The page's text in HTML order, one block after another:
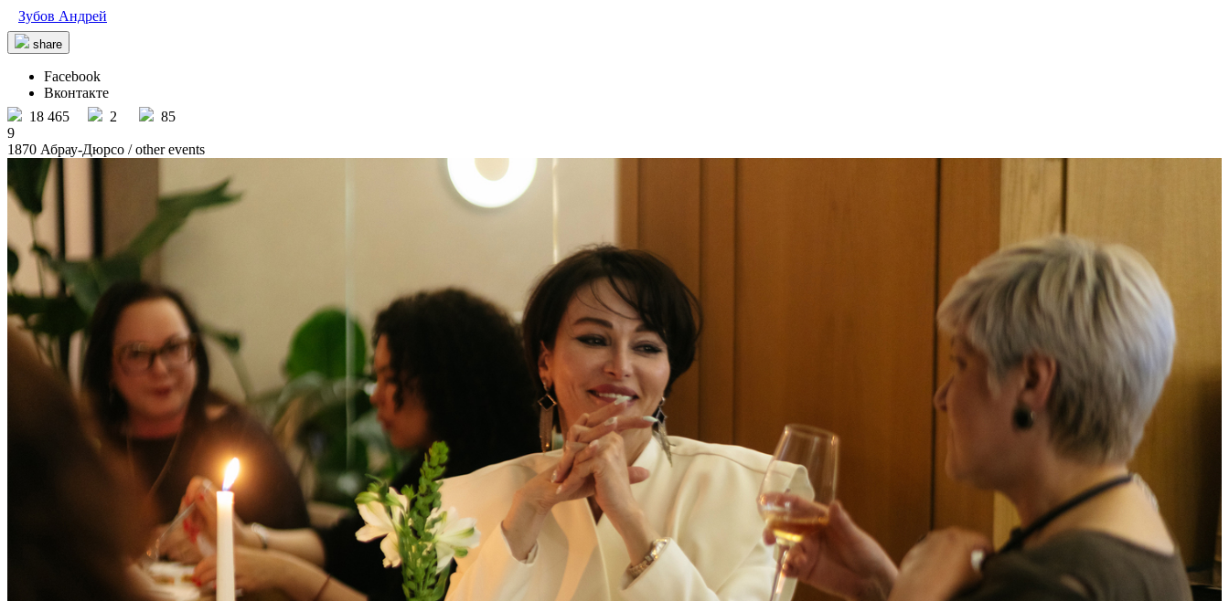
Зубов Андрей
share
Facebook
Вконтакте
18 465
2
85
9
1870 Абрау-Дюрсо / other events